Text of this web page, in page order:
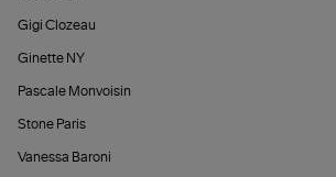
Gigi Clozeau
Ginette NY
Pascale Monvoisin
Stone Paris
Vanessa Baroni